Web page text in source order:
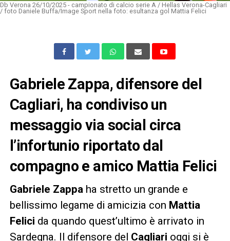
Db Verona 26/10/2025 - campionato di calcio serie A / Hellas Verona-Cagliari
/ foto Daniele Buffa/Image Sport nella foto: esultanza gol Mattia Felici
Gabriele Zappa, difensore del
Cagliari, ha condiviso un
messaggio via social circa
l’infortunio riportato dal
compagno e amico Mattia Felici
Gabriele Zappa ha stretto un grande e
bellissimo legame di amicizia con Mattia
Felici da quando quest’ultimo è arrivato in
Sardegna. Il difensore del Cagliari oggi si è